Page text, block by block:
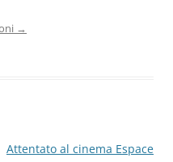
→
Attentato al cinema Espace